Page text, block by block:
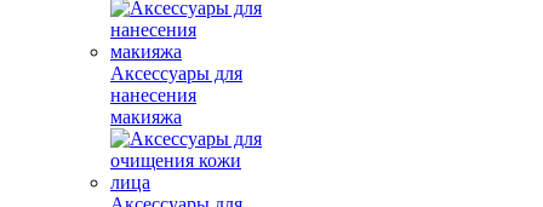
Аксессуары для
нанесения
макияжа